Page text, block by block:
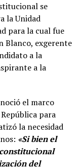
se
la Unidad
para la cual fue
Blanco, exgerente
a la
a la
el marco
para
la necesidad
«Si bien el
del